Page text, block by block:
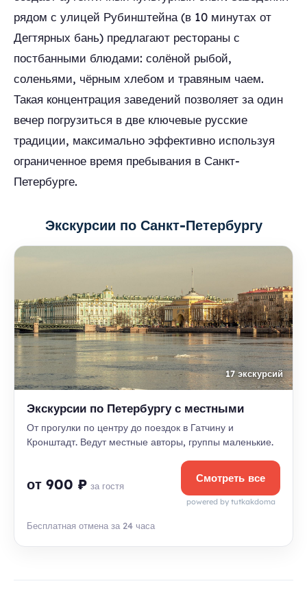
рядом с улицей Рубинштейна (в 10 минутах от
Дегтярных бань) предлагают рестораны с
постбанными блюдами: солёной рыбой,
соленьями, чёрным хлебом и травяным чаем.
Такая концентрация заведений позволяет за один
вечер погрузиться в две ключевые русские
традиции, максимально эффективно используя
ограниченное время пребывания в Санкт-
Петербурге.
Экскурсии по Санкт-Петербургу
17 экскурсий
Экскурсии по Петербургу с местными
От прогулки по центру до поездок в Гатчину и
Кронштадт. Ведут местные авторы, группы маленькие.
от 900 ₽ за гостя
Смотреть все
powered by tutkakdoma
Бесплатная отмена за 24 часа